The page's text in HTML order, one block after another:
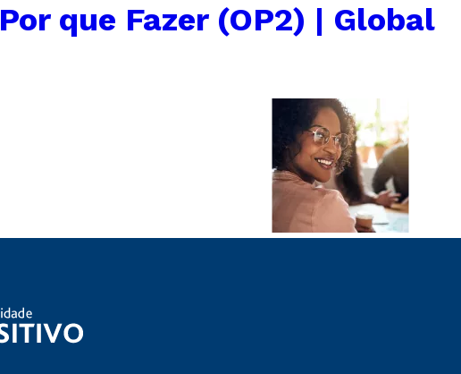
Por que Fazer (OP2) | Global